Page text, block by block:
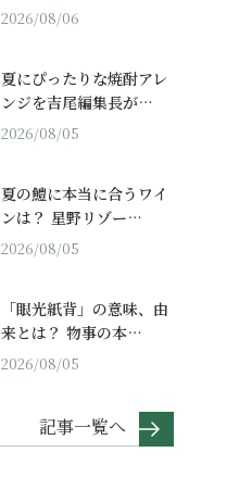
2026/08/06
夏にぴったりな焼酎アレ
ンジを吉尾編集長が…
2026/08/05
夏の鱧に本当に合うワイ
ンは？ 星野リゾー…
2026/08/05
「眼光紙背」の意味、由
来とは？ 物事の本…
2026/08/05
記事一覧へ